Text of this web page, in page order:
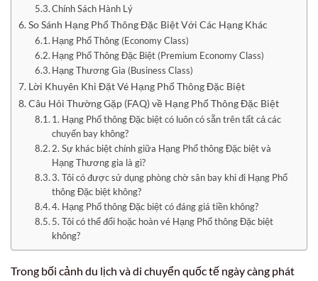
Chính Sách Hành Lý
So Sánh Hạng Phổ Thông Đặc Biệt Với Các Hạng Khác
Hạng Phổ Thông (Economy Class)
Hạng Phổ Thông Đặc Biệt (Premium Economy Class)
Hạng Thương Gia (Business Class)
Lời Khuyên Khi Đặt Vé Hạng Phổ Thông Đặc Biệt
Câu Hỏi Thường Gặp (FAQ) về Hạng Phổ Thông Đặc Biệt
1. Hạng Phổ thông Đặc biệt có luôn có sẵn trên tất cả các
chuyến bay không?
2. Sự khác biệt chính giữa Hạng Phổ thông Đặc biệt và
Hạng Thương gia là gì?
3. Tôi có được sử dụng phòng chờ sân bay khi đi Hạng Phổ
thông Đặc biệt không?
4. Hạng Phổ thông Đặc biệt có đáng giá tiền không?
5. Tôi có thể đổi hoặc hoàn vé Hạng Phổ thông Đặc biệt
không?
Trong bối cảnh du lịch và di chuyển quốc tế ngày càng phát